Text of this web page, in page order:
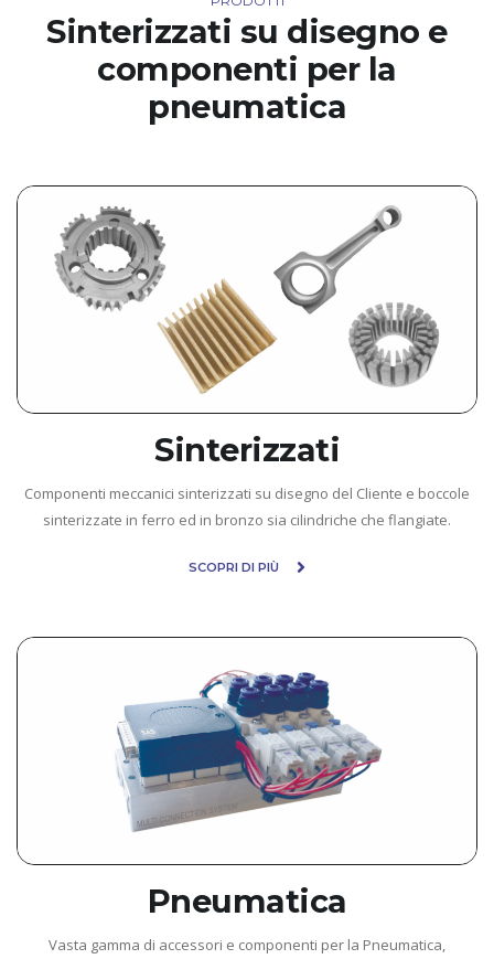
Sinterizzati su disegno e
componenti per la
pneumatica
Sinterizzati
Componenti meccanici sinterizzati su disegno del Cliente e boccole
sinterizzate in ferro ed in bronzo sia cilindriche che flangiate.
SCOPRI DI PIÙ
Pneumatica
Vasta gamma di accessori e componenti per la Pneumatica,